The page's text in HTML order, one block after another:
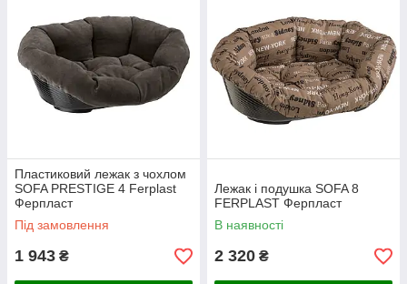
Пластиковий лежак з чохлом
SOFA PRESTIGE 4 Ferplast
Ферпласт
Під замовлення
1 943 ₴
Лежак і подушка SOFA 8
FERPLAST Ферпласт
В наявності
2 320 ₴